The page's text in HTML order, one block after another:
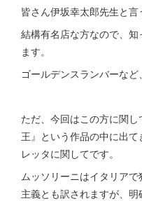
皆さん伊坂幸太郎先生と言
結構有名店な方なので、
ます。
ゴールデンスランバーなど
ただ、今回はこの方に関
王』という作品の中に出
レッタに関してです。
ムッソリーニはイタリア
主義とも訳されますが、